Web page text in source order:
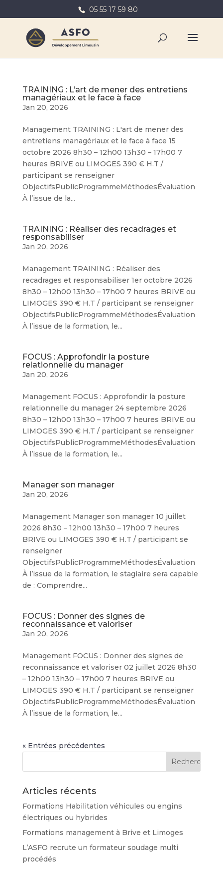
05 55 17 59 80
TRAINING : L’art de mener des entretiens
managériaux et le face à face
Jan 20, 2026
Management TRAINING : L'art de mener des
entretiens managériaux et le face à face 15
octobre 2026 8h30 – 12h00 13h30 – 17h00 7
heures BRIVE ou LIMOGES 390 € H.T /
participant se renseigner
ObjectifsPublicProgrammeMéthodesÉvaluation
À l’issue de la...
TRAINING : Réaliser des recadrages et
responsabiliser
Jan 20, 2026
Management TRAINING : Réaliser des
recadrages et responsabiliser 1er octobre 2026
8h30 – 12h00 13h30 – 17h00 7 heures BRIVE ou
LIMOGES 390 € H.T / participant se renseigner
ObjectifsPublicProgrammeMéthodesÉvaluation
À l’issue de la formation, le...
FOCUS : Approfondir la posture
relationnelle du manager
Jan 20, 2026
Management FOCUS : Approfondir la posture
relationnelle du manager 24 septembre 2026
8h30 – 12h00 13h30 – 17h00 7 heures BRIVE ou
LIMOGES 390 € H.T / participant se renseigner
ObjectifsPublicProgrammeMéthodesÉvaluation
À l’issue de la formation, le...
Manager son manager
Jan 20, 2026
Management Manager son manager 10 juillet
2026 8h30 – 12h00 13h30 – 17h00 7 heures
BRIVE ou LIMOGES 390 € H.T / participant se
renseigner
ObjectifsPublicProgrammeMéthodesÉvaluation
À l’issue de la formation, le stagiaire sera capable
de : Comprendre...
FOCUS : Donner des signes de
reconnaissance et valoriser
Jan 20, 2026
Management FOCUS : Donner des signes de
reconnaissance et valoriser 02 juillet 2026 8h30
– 12h00 13h30 – 17h00 7 heures BRIVE ou
LIMOGES 390 € H.T / participant se renseigner
ObjectifsPublicProgrammeMéthodesÉvaluation
À l’issue de la formation, le...
« Entrées précédentes
Articles récents
Formations Habilitation véhicules ou engins
électriques ou hybrides
Formations management à Brive et Limoges
L’ASFO recrute un formateur soudage multi
procédés